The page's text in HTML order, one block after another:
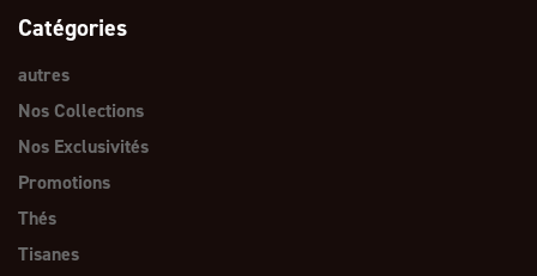
Catégories
autres
Nos Collections
Nos Exclusivités
Promotions
Thés
Tisanes